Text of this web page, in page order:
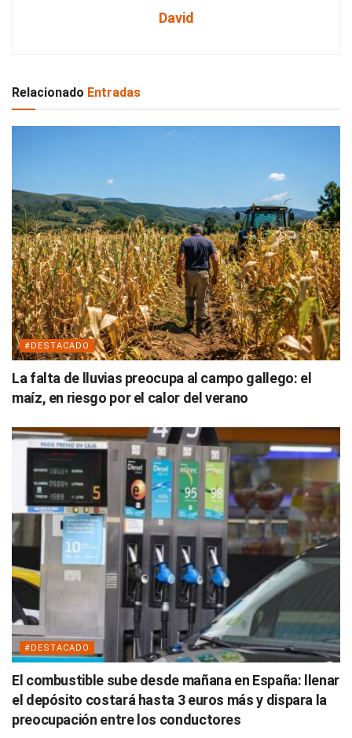
David
Relacionado Entradas
#DESTACADO
La falta de lluvias preocupa al campo gallego: el
maíz, en riesgo por el calor del verano
#DESTACADO
El combustible sube desde mañana en España: llenar
el depósito costará hasta 3 euros más y dispara la
preocupación entre los conductores